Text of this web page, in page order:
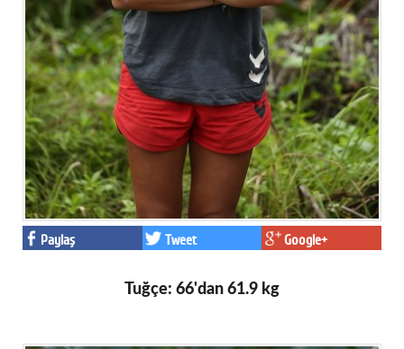
Paylaş Tweet Google+
Tuğçe: 66'dan 61.9 kg